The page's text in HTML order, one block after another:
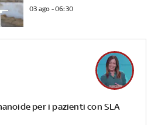
03 ago - 06:30
per i pazienti con SLA